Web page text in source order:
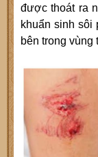
được thoát ra
khuẩn sinh sôi
bên trong vùng